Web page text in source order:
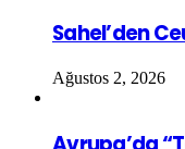
Sahel’den
Ağustos 2, 2026